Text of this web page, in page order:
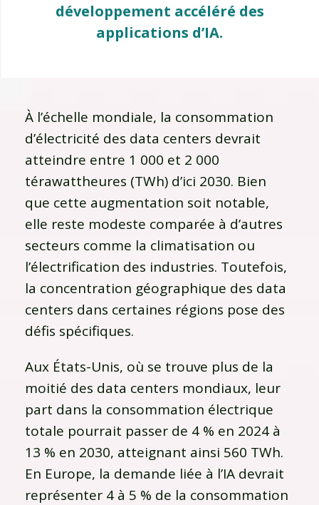
développement accéléré des
applications d’IA.
À l’échelle mondiale, la consommation
d’électricité des data centers devrait
atteindre entre 1 000 et 2 000
térawattheures (TWh) d’ici 2030. Bien
que cette augmentation soit notable,
elle reste modeste comparée à d’autres
secteurs comme la climatisation ou
l’électrification des industries. Toutefois,
la concentration géographique des data
centers dans certaines régions pose des
défis spécifiques.
Aux États-Unis, où se trouve plus de la
moitié des data centers mondiaux, leur
part dans la consommation électrique
totale pourrait passer de 4 % en 2024 à
13 % en 2030, atteignant ainsi 560 TWh.
En Europe, la demande liée à l’IA devrait
représenter 4 à 5 % de la consommation